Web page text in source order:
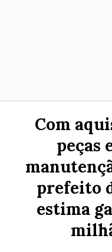
Com
peças
prefeito
estima